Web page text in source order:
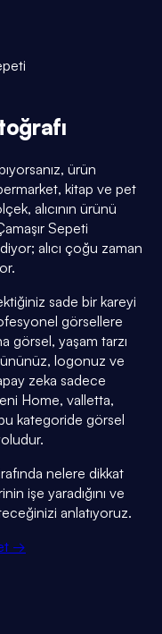
ürün
kitap ve pet
alıcının ürünü
Sepeti
alıcı çoğu zaman
sade bir kareyi
görsellere
görsel, yaşam tarzı
logonuz ve
zeka sadece
Home, valletta,
kategoride görsel
nelere dikkat
işe yaradığını ve
anlatıyoruz.
→